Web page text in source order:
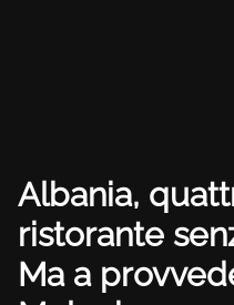
Albania,
ristorante
Ma a